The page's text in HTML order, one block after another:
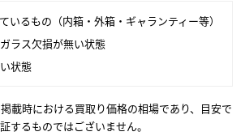
いるもの（内箱・外箱・ギャランティー等）
ラス欠損が無い状態
状態
載時における買取り価格の相場であり、目安で
するものではございません。